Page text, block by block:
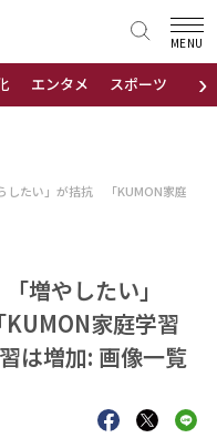
›
エンタメ スポーツ 地域
MENU
したい」が拮抗 「KUMON家庭
増やしたい」
家庭学習
は増加: 画像一覧